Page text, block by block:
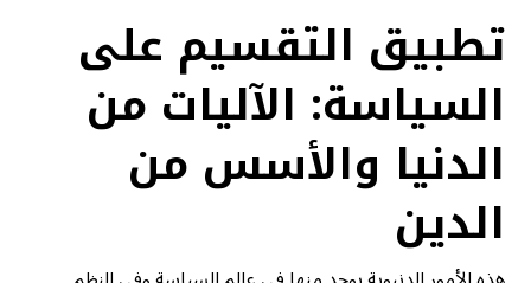
تطبيق التقسيم على
السياسة: الآليات من
الدنيا والأسس من
الدين